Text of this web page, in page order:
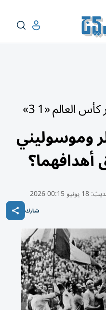
العالم «1 3»
وموسوليني
أهدافهما؟
18 يونيو 00:15 2026
شارك